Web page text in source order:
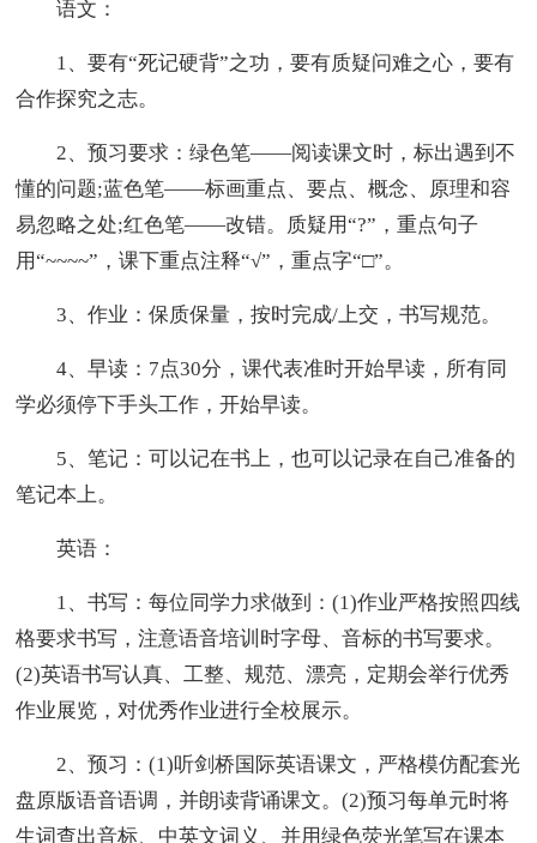
语文：
1、要有“死记硬背”之功，要有质疑问难之心，要有
合作探究之志。
2、预习要求：绿色笔——阅读课文时，标出遇到不
懂的问题;蓝色笔——标画重点、要点、概念、原理和容
易忽略之处;红色笔——改错。质疑用“?”，重点句子
用“~~~~”，课下重点注释“√”，重点字“□”。
3、作业：保质保量，按时完成/上交，书写规范。
4、早读：7点30分，课代表准时开始早读，所有同
学必须停下手头工作，开始早读。
5、笔记：可以记在书上，也可以记录在自己准备的
笔记本上。
英语：
1、书写：每位同学力求做到：(1)作业严格按照四线
格要求书写，注意语音培训时字母、音标的书写要求。
(2)英语书写认真、工整、规范、漂亮，定期会举行优秀
作业展览，对优秀作业进行全校展示。
2、预习：(1)听剑桥国际英语课文，严格模仿配套光
盘原版语音语调，并朗读背诵课文。(2)预习每单元时将
生词查出音标、中英文词义、并用绿色荧光笔写在课本